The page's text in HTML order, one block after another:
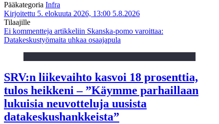
Pääkategoria Infra
Kirjoitettu 5. elokuuta 2026, 13:00 5.8.2026
Tilaajille
Ei kommentteja artikkeliin Skanska-pomo varoittaa:
Datakeskustyömaita uhkaa osaajapula
SRV:n liikevaihto kasvoi 18 prosenttia,
tulos heikkeni – ”Käymme parhaillaan
lukuisia neuvotteluja uusista
datakeskushankkeista”